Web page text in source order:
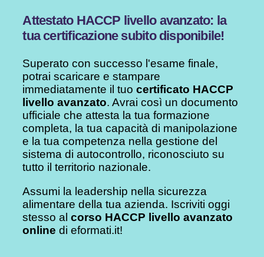
Attestato HACCP livello avanzato: la
tua certificazione subito disponibile!
Superato con successo l'esame finale,
potrai scaricare e stampare
immediatamente il tuocertificato HACCP
livello avanzato. Avrai così un documento
ufficiale che attesta la tua formazione
completa, la tua capacità di manipolazione
e la tua competenza nella gestione del
sistema di autocontrollo, riconosciuto su
tutto il territorio nazionale.
Assumi la leadership nella sicurezza
alimentare della tua azienda. Iscriviti oggi
stesso alcorso HACCP livello avanzato
online di eformati.it!